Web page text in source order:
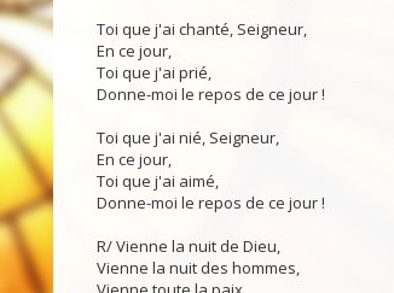
Toi que j'ai chanté, Seigneur,
En ce jour,
Toi que j'ai prié,
Donne-moi le repos de ce jour !
Toi que j'ai nié, Seigneur,
En ce jour,
Toi que j'ai aimé,
Donne-moi le repos de ce jour !
R/ Vienne la nuit de Dieu,
Vienne la nuit des hommes,